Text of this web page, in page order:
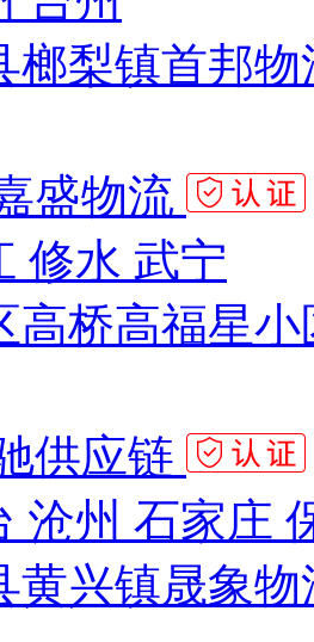
榔梨镇首邦物
盛物流
修水 武宁
高桥高福星小
供应链
沧州 石家庄
黄兴镇晟象物